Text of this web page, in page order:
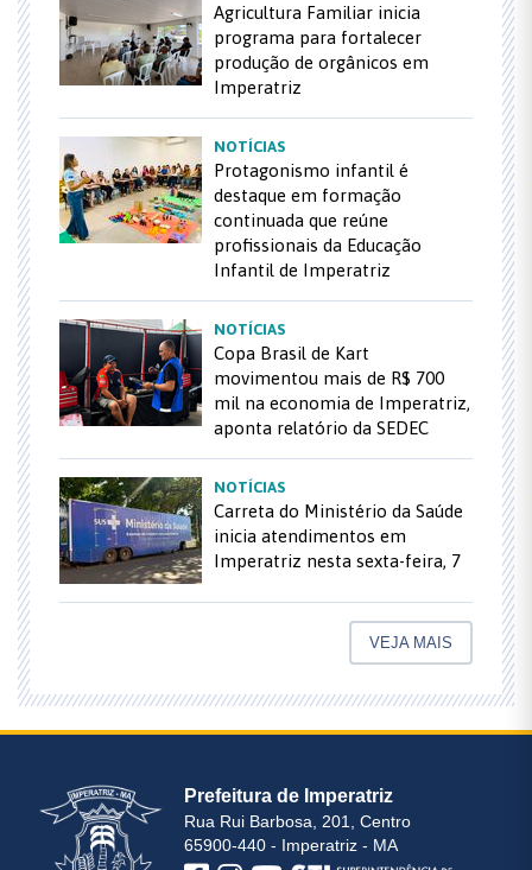
Agricultura Familiar inicia
programa para fortalecer
produção de orgânicos em
Imperatriz
NOTÍCIAS
Protagonismo infantil é
destaque em formação
continuada que reúne
profissionais da Educação
Infantil de Imperatriz
NOTÍCIAS
Copa Brasil de Kart
movimentou mais de R$ 700
mil na economia de Imperatriz,
aponta relatório da SEDEC
NOTÍCIAS
Carreta do Ministério da Saúde
inicia atendimentos em
Imperatriz nesta sexta-feira, 7
VEJA MAIS
Prefeitura de Imperatriz
Rua Rui Barbosa, 201, Centro
65900-440 - Imperatriz - MA